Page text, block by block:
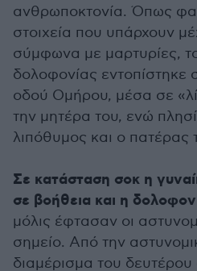
ανθρωποκτονία. Όπως
στοιχεία που υπάρχουν
σύμφωνα με μαρτυρίες,
δολοφονίας εντοπίστηκε
οδού Ομήρου, μέσα σε
την μητέρα του, ενώ
λιπόθυμος και ο πατέρας
Σε κατάσταση σοκ η
σε βοήθεια και η
μόλις έφτασαν οι
σημείο. Από την
διαμέρισμα του